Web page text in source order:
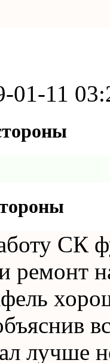
01-11
СК
ремонт
лучше